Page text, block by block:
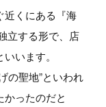
近くにある『海
立する形で、店
います。
の聖地”といわれ
ったのだと